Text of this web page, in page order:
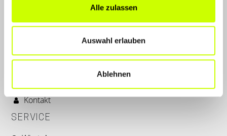
Alle zulassen
Auswahl erlauben
Ablehnen
Kontakt
SERVICE